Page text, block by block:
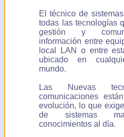
El técnico de
todas las tecnologías
gestión y
información entre
local LAN o entre
ubicado en
mundo.
Las Nuevas
comunicaciones
evolución, lo que
de sistemas
conocimientos al día.